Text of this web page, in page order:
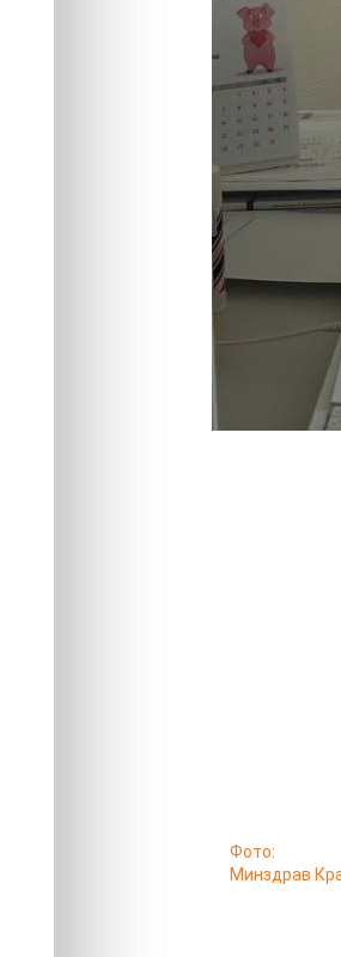
Минздрав
Фото:
Минздрав